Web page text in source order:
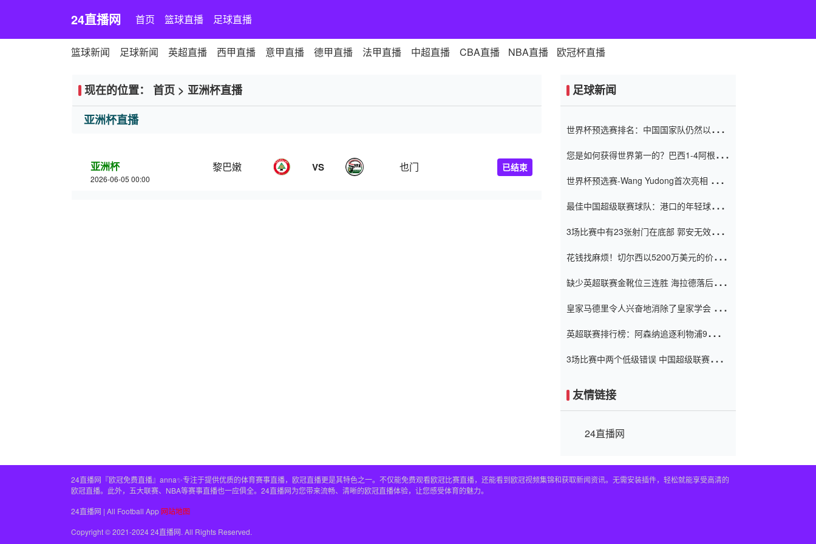
24直播网 首页 篮球直播 足球直播
篮球新闻 足球新闻 英超直播 西甲直播 意甲直播 德甲直播 法甲直播 中超直播 CBA直播 NBA直播 欧冠杯直播
现在的位置： 首页 > 亚洲杯直播
亚洲杯直播
亚洲杯
2026-06-05 00:00
黎巴嫩 VS 也门 已结束
足球新闻
世界杯预选赛排名：中国国家队仍然以6分
您是如何获得世界第一的？巴西1-4阿根
世界杯预选赛-Wang Yudong首次亮相 中国
最佳中国超级联赛球队：港口的年轻球员在
（Taishan）
3场比赛中有23张射门在底部 郭安无效传球
花钱找麻烦！切尔西以5200万美元的价格
窗口
缺少英超联赛金靴位三连胜 海拉德落后6球
皇家马德里令人兴奋地消除了皇家学会 安
英超联赛排行榜：阿森纳追逐利物浦9分 曼
3场比赛中两个低级错误 中国超级联赛的前
友情链接
24直播网
24直播网『欧冠免费直播』anna✨专注于提供优质的体育赛事直播，欧冠直播更是其特色之一。不仅能免费观看欧冠比赛直播，还能看到欧冠视频集锦和获取新闻资讯。无需安装插件，轻松就能享受高清的
欧冠直播。此外，五大联赛、NBA等赛事直播也一应俱全。24直播网为您带来流畅、清晰的欧冠直播体验，让您感受体育的魅力。
24直播网 | All Football App 网站地图
Copyright © 2021-2024 24直播网. All Rights Reserved.